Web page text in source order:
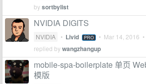
bysortbylist
NVIDIA DIGITS
NVIDIA • Livid PRO • Mar 14, 2016
replied bywangzhangup
mobile-spa-boilerplate 单页
模版